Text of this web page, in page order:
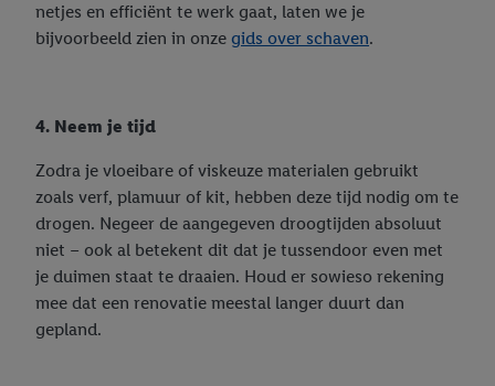
netjes en efficiënt te werk gaat, laten we je
bijvoorbeeld zien in onze gids over schaven.
4. Neem je tijd
Zodra je vloeibare of viskeuze materialen gebruikt
zoals verf, plamuur of kit, hebben deze tijd nodig om te
drogen. Negeer de aangegeven droogtijden absoluut
niet – ook al betekent dit dat je tussendoor even met
je duimen staat te draaien. Houd er sowieso rekening
mee dat een renovatie meestal langer duurt dan
gepland.